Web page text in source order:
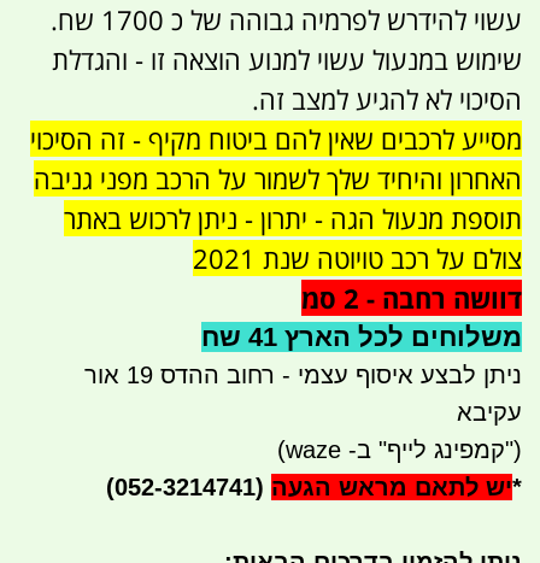
עשוי להידרש לפרמיה גבוהה של כ 1700 שח.
שימוש במנעול עשוי למנוע הוצאה זו - והגדלת
הסיכוי לא להגיע למצב זה.
מסייע לרכבים שאין להם ביטוח מקיף - זה הסיכוי
האחרון והיחיד שלך לשמור על הרכב מפני גניבה
תוספת מנעול הגה - יתרון - ניתן לרכוש באתר
צולם על רכב טויוטה שנת 2021
דוושה רחבה - 2 סמ
משלוחים לכל הארץ 41 שח
ניתן לבצע איסוף עצמי - רחוב ההדס 19 אור
עקיבא
("קמפינג לייף" ב- waze)
*יש לתאם מראש הגעה (052-3214741)